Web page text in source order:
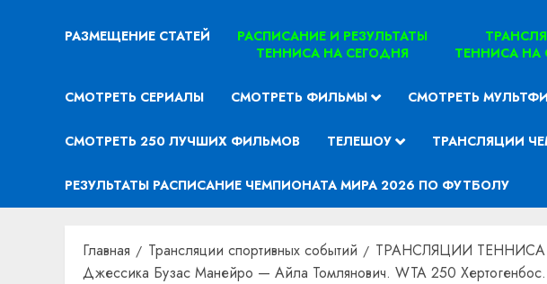
РАЗМЕЩЕНИЕ СТАТЕЙ
РАСПИСАНИЕ И РЕЗУЛЬТАТЫ
ТЕННИСА НА СЕГОДНЯ
ТЕННИСА НА
СМОТРЕТЬ СЕРИАЛЫ СМОТРЕТЬ ФИЛЬМЫ СМОТРЕТЬ
СМОТРЕТЬ 250 ЛУЧШИХ ФИЛЬМОВ ТЕЛЕШОУ ТРАНСЛЯЦИИ
РЕЗУЛЬТАТЫ РАСПИСАНИЕ ЧЕМПИОНАТА МИРА 2026 ПО ФУТБОЛУ
Главная Трансляции спортивных событий
ТРАНСЛЯЦИИ ТЕННИСА
Джессика Бузас Манейро — Айла Томлянович. WTA 250